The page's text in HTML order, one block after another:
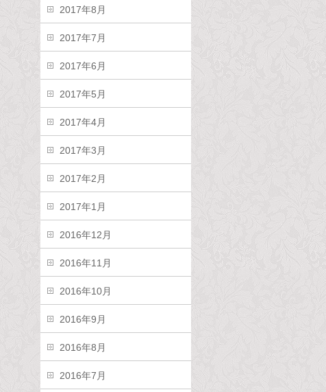
2017年8月
2017年7月
2017年6月
2017年5月
2017年4月
2017年3月
2017年2月
2017年1月
2016年12月
2016年11月
2016年10月
2016年9月
2016年8月
2016年7月